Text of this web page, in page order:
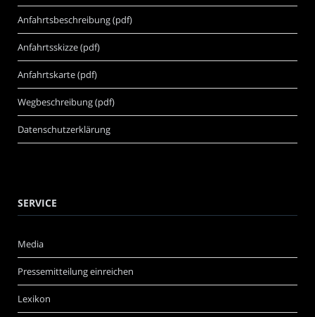
Anfahrtsbeschreibung (pdf)
Anfahrtsskizze (pdf)
Anfahrtskarte (pdf)
Wegbeschreibung (pdf)
Datenschutzerklärung
SERVICE
Media
Pressemitteilung einreichen
Lexikon